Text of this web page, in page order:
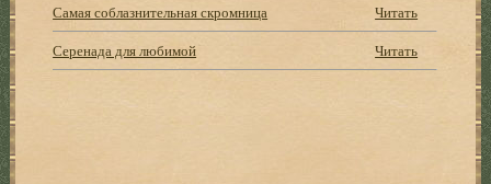
Самая соблазнительная скромница
Читать
Серенада для любимой
Читать